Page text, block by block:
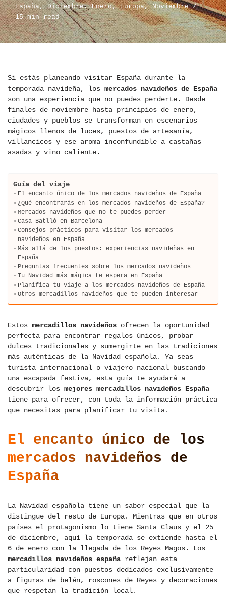
España,Diciembre,Enero,Europa,Noviembre
15 min read
Si estás planeando visitar España durante la
temporada navideña, los mercados navideños de España
son una experiencia que no puedes perderte. Desde
finales de noviembre hasta principios de enero,
ciudades y pueblos se transforman en escenarios
mágicos llenos de luces, puestos de artesanía,
villancicos y ese aroma inconfundible a castañas
asadas y vino caliente.
Guía del viaje
El encanto único de los mercados navideños de España
¿Qué encontrarás en los mercados navideños de España?
Mercados navideños que no te puedes perder
Casa Batlló en Barcelona
Consejos prácticos para visitar los mercados
navideños en España
Más allá de los puestos: experiencias navideñas en
España
Preguntas frecuentes sobre los mercados navideños
Tu Navidad más mágica te espera en España
Planifica tu viaje a los mercados navideños de España
Otros mercadillos navideños que te pueden interesar
Estos mercadillos navideños ofrecen la oportunidad
perfecta para encontrar regalos únicos, probar
dulces tradicionales y sumergirte en las tradiciones
más auténticas de la Navidad española. Ya seas
turista internacional o viajero nacional buscando
una escapada festiva, esta guía te ayudará a
descubrir los mejores mercadillos navideños España
tiene para ofrecer, con toda la información práctica
que necesitas para planificar tu visita.
El encanto único de los
mercados navideños de
España
La Navidad española tiene un sabor especial que la
distingue del resto de Europa. Mientras que en otros
países el protagonismo lo tiene Santa Claus y el 25
de diciembre, aquí la temporada se extiende hasta el
6 de enero con la llegada de los Reyes Magos. Los
mercadillos navideños españa reflejan esta
particularidad con puestos dedicados exclusivamente
a figuras de belén, roscones de Reyes y decoraciones
que respetan la tradición local.